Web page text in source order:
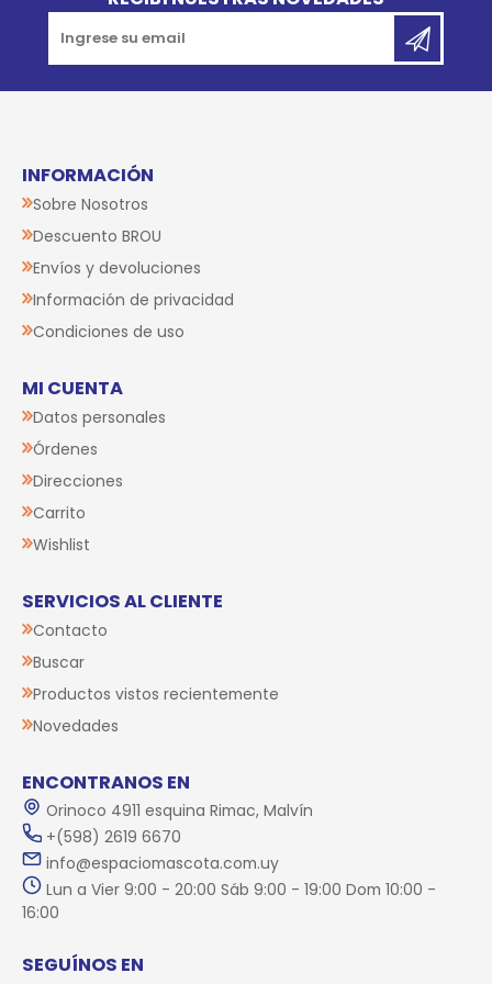
INFORMACIÓN
Sobre Nosotros
Descuento BROU
Envíos y devoluciones
Información de privacidad
Condiciones de uso
MI CUENTA
Datos personales
Órdenes
Direcciones
Carrito
Wishlist
SERVICIOS AL CLIENTE
Contacto
Buscar
Productos vistos recientemente
Novedades
ENCONTRANOS EN
Orinoco 4911 esquina Rimac, Malvín
+(598) 2619 6670
info@espaciomascota.com.uy
Lun a Vier 9:00 - 20:00 Sáb 9:00 - 19:00 Dom 10:00 -
16:00
SEGUÍNOS EN